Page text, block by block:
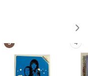
3 4